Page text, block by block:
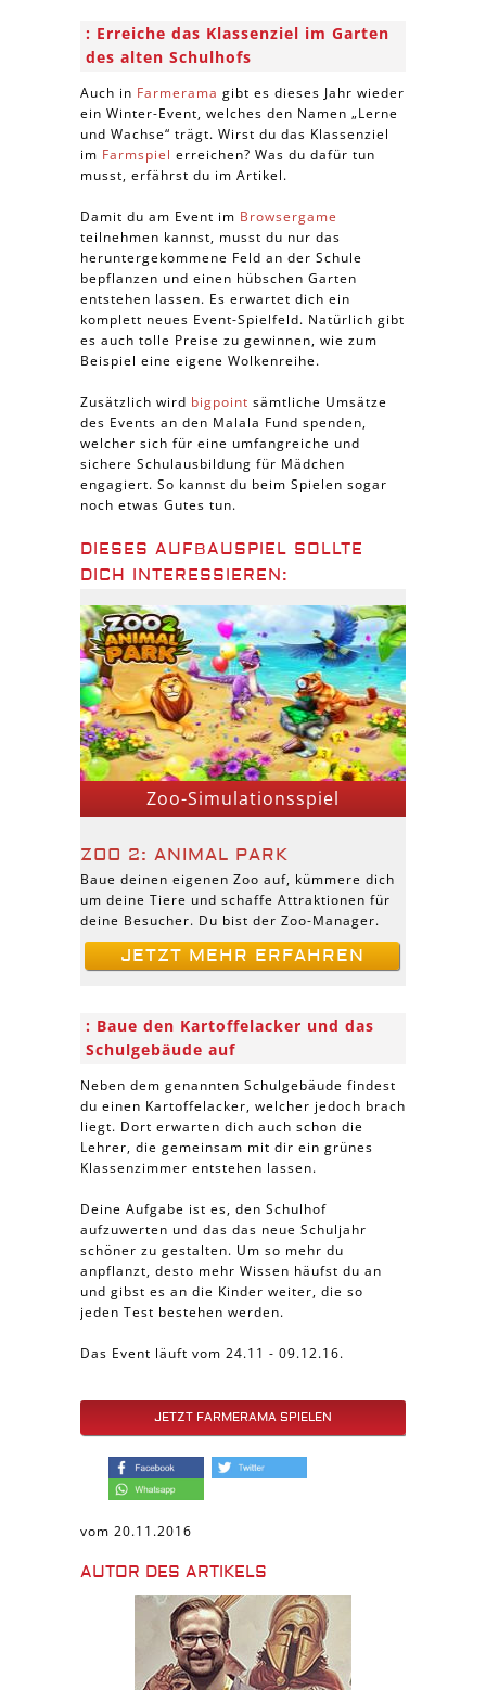
Erreiche das Klassenziel im Garten
des alten Schulhofs
Auch in Farmerama gibt es dieses Jahr wieder
ein Winter-Event, welches den Namen „Lerne
und Wachse“ trägt. Wirst du das Klassenziel
im Farmspiel erreichen? Was du dafür tun
musst, erfährst du im Artikel.
Damit du am Event im Browsergame
teilnehmen kannst, musst du nur das
heruntergekommene Feld an der Schule
bepflanzen und einen hübschen Garten
entstehen lassen. Es erwartet dich ein
komplett neues Event-Spielfeld. Natürlich gibt
es auch tolle Preise zu gewinnen, wie zum
Beispiel eine eigene Wolkenreihe.
Zusätzlich wird bigpoint sämtliche Umsätze
des Events an den Malala Fund spenden,
welcher sich für eine umfangreiche und
sichere Schulausbildung für Mädchen
engagiert. So kannst du beim Spielen sogar
noch etwas Gutes tun.
DIESES AUFBAUSPIEL SOLLTE
DICH INTERESSIEREN:
Zoo-Simulationsspiel
ZOO 2: ANIMAL PARK
Baue deinen eigenen Zoo auf, kümmere dich
um deine Tiere und schaffe Attraktionen für
deine Besucher. Du bist der Zoo-Manager.
JETZT MEHR ERFAHREN
Baue den Kartoffelacker und das
Schulgebäude auf
Neben dem genannten Schulgebäude findest
du einen Kartoffelacker, welcher jedoch brach
liegt. Dort erwarten dich auch schon die
Lehrer, die gemeinsam mit dir ein grünes
Klassenzimmer entstehen lassen.
Deine Aufgabe ist es, den Schulhof
aufzuwerten und das das neue Schuljahr
schöner zu gestalten. Um so mehr du
anpflanzt, desto mehr Wissen häufst du an
und gibst es an die Kinder weiter, die so
jeden Test bestehen werden.
Das Event läuft vom 24.11 - 09.12.16.
JETZT FARMERAMA SPIELEN
vom 20.11.2016
AUTOR DES ARTIKELS